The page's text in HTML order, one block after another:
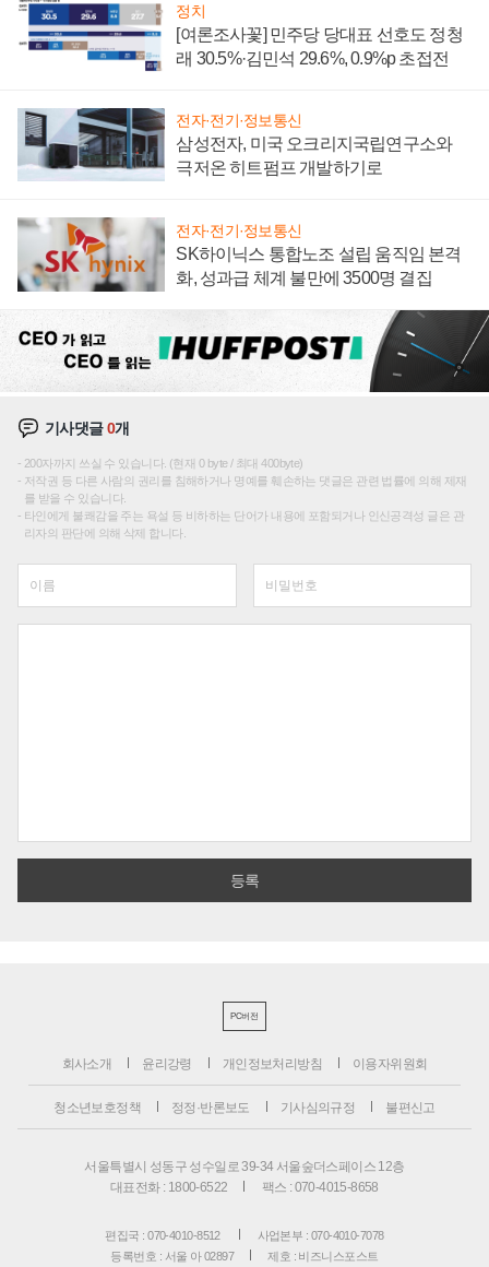
정치
[여론조사꽃] 민주당 당대표 선호도 정청
래 30.5%·김민석 29.6%, 0.9%p 초접전
전자·전기·정보통신
삼성전자, 미국 오크리지국립연구소와
극저온 히트펌프 개발하기로
전자·전기·정보통신
SK하이닉스 통합노조 설립 움직임 본격
화, 성과급 체계 불만에 3500명 결집
기사댓글0개
200자까지 쓰실 수 있습니다. (현재 0 byte / 최대 400byte)
저작권 등 다른 사람의 권리를 침해하거나 명예를 훼손하는 댓글은 관련 법률에 의해 제재
를 받을 수 있습니다.
타인에게 불쾌감을 주는 욕설 등 비하하는 단어가 내용에 포함되거나 인신공격성 글은 관
리자의 판단에 의해 삭제 합니다.
PC버전
회사소개 윤리강령 개인정보처리방침 이용자위원회
청소년보호정책 정정·반론보도 기사심의규정 불편신고
서울특별시 성동구 성수일로 39-34 서울숲더스페이스 12층
대표전화 : 1800-6522
팩스 : 070-4015-8658
편집국 : 070-4010-8512
사업본부 : 070-4010-7078
등록번호 : 서울 아 02897
제호 : 비즈니스포스트